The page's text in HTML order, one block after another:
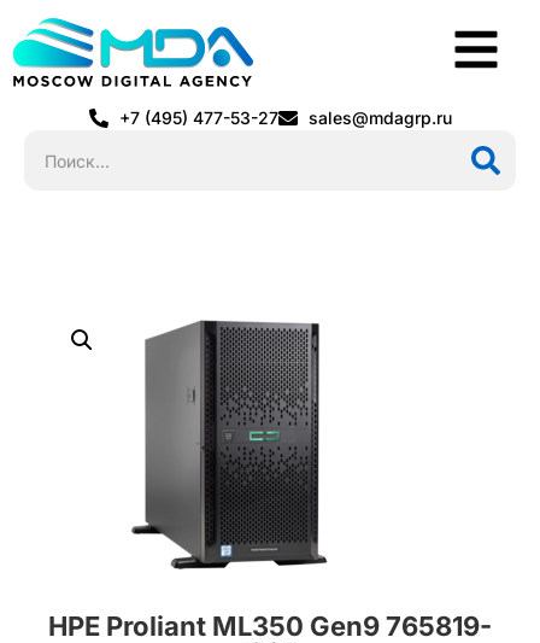
+7 (495) 477-53-27 sales@mdagrp.ru
HPE Proliant ML350 Gen9 765819-